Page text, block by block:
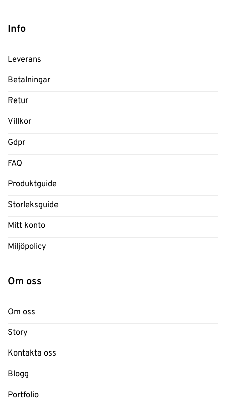
Info
Leverans
Betalningar
Retur
Villkor
Gdpr
FAQ
Produktguide
Storleksguide
Mitt konto
Miljöpolicy
Om oss
Om oss
Story
Kontakta oss
Blogg
Portfolio